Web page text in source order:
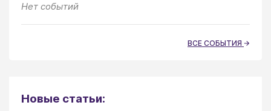
Нет событий
ВСЕ СОБЫТИЯ
Новые статьи: